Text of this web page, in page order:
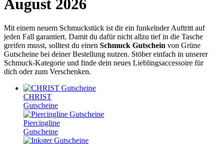
August 2026
Mit einem neuem Schmuckstück ist dir ein funkelnder Auftritt auf
jeden Fall garantiert. Damit du dafür nicht allzu tief in die Tasche
greifen musst, solltest du einen Schmuck Gutschein von Grüne
Gutscheine bei deiner Bestellung nutzen. Stöber einfach in unserer
Schmuck-Kategorie und finde dein neues Lieblingsaccessoire für
dich oder zum Verschenken.
CHRIST
Gutscheine
Piercingline
Gutscheine